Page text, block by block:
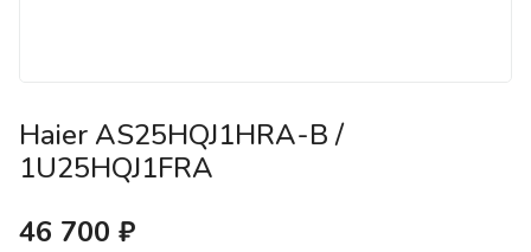
Haier AS25HQJ1HRA-B /
1U25HQJ1FRA
46 700 ₽